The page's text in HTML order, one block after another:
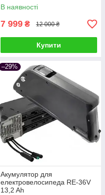
В наявності
7 999 ₴ 12 000 ₴
Купити
–29%
Акумулятор для
електровелосипеда RE-36V
13,2 Ah